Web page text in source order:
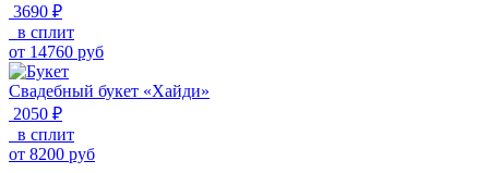
3690 ₽
в сплит
от 14760 руб
Свадебный букет «Хайди»
2050 ₽
в сплит
от 8200 руб